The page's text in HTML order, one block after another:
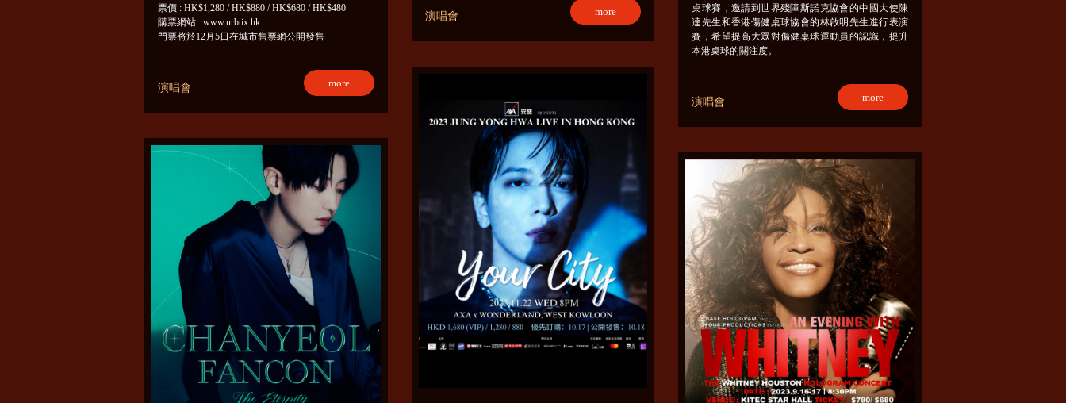
票價 : HK$1,280 / HK$880 / HK$680 / HK$480
購票網站 : www.urbtix.hk
門票將於12月5日在城市售票網公開發售
演唱會 more
演唱會 more
桌球賽，邀請到世界殘障斯諾克協會的中國大使陳
達先生和香港傷健桌球協會的林啟明先生進行表演
賽，希望提高大眾對傷健桌球運動員的認識，提升
本港桌球的關注度。
演唱會 more